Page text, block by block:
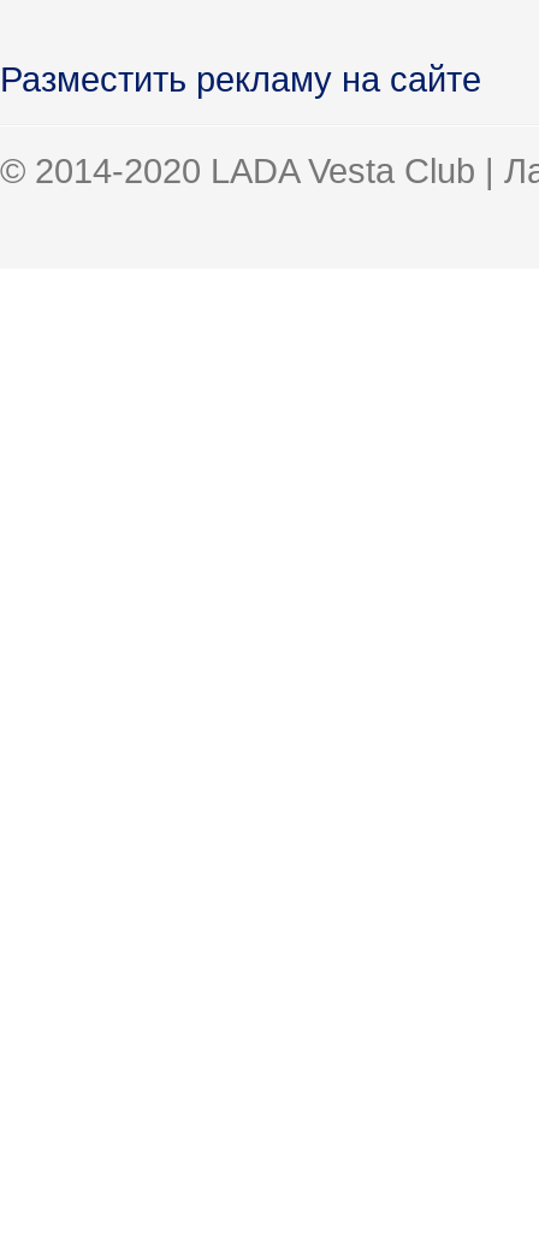
Разместить рекламу на сайте
© 2014-2020 LADA Vesta Club |